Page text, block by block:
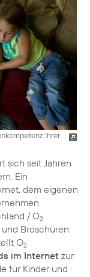
ihrer
sich seit Jahren
Ein
dem eigenen
/ O2
Broschüren
O2
im Internet zur
für Kinder und